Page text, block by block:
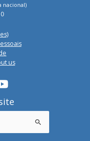
nacional)
us